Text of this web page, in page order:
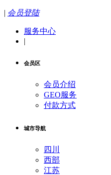
| 会员登陆
服务中心
|
会员区
会员介绍
GEO服务
付款方式
城市导航
四川
西部
江苏